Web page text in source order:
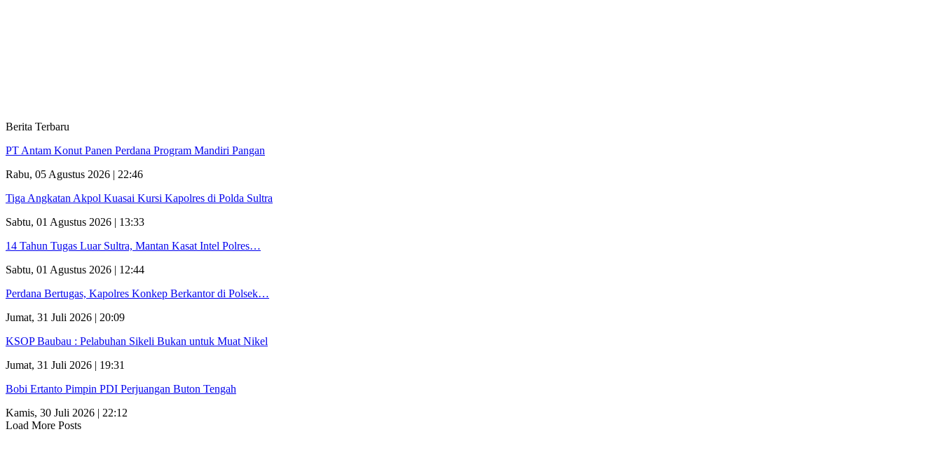
Berita Terbaru
PT Antam Konut Panen Perdana Program Mandiri Pangan
Rabu, 05 Agustus 2026 | 22:46
Tiga Angkatan Akpol Kuasai Kursi Kapolres di Polda Sultra
Sabtu, 01 Agustus 2026 | 13:33
14 Tahun Tugas Luar Sultra, Mantan Kasat Intel Polres…
Sabtu, 01 Agustus 2026 | 12:44
Perdana Bertugas, Kapolres Konkep Berkantor di Polsek…
Jumat, 31 Juli 2026 | 20:09
KSOP Baubau : Pelabuhan Sikeli Bukan untuk Muat Nikel
Jumat, 31 Juli 2026 | 19:31
Bobi Ertanto Pimpin PDI Perjuangan Buton Tengah
Kamis, 30 Juli 2026 | 22:12
Load More Posts